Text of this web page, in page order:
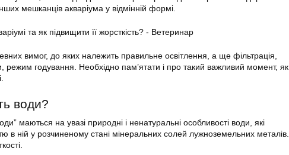
мешканців акваріума у відмінній формі.
вимог, до яких належить правильне освітлення, а ще фільтрація,
режим годування. Необхідно пам’ятати і про такий важливий момент, як
води?
маються на увазі природні і ненатуральні особливості води, які
в ній у розчиненому стані мінеральних солей лужноземельних металів.